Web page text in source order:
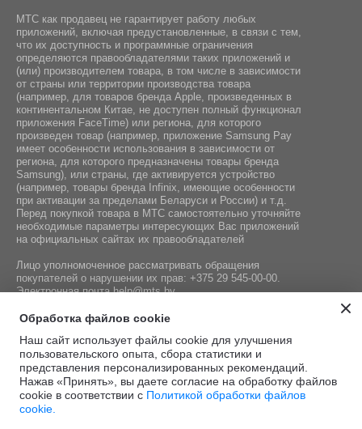
МТС как продавец не гарантирует работу любых
приложений, включая предустановленные, в связи с тем,
что их доступность и программные ограничения
определяются правообладателями таких приложений и
(или) производителем товара, в том числе в зависимости
от страны или территории производства товара
(например, для товаров бренда Apple, произведенных в
континентальном Китае, не доступен полный функционал
приложения FaceTime) или региона, для которого
произведен товар (например, приложение Samsung Pay
имеет особенности использования в зависимости от
региона, для которого предназначены товары бренда
Samsung), или страны, где активируется устройство
(например, товары бренда Infiniх, имеющие особенности
при активации за пределами Беларуси и России) и т.д.
Перед покупкой товара в МТС самостоятельно уточняйте
необходимые параметры интересующих Вас приложений
на официальных сайтах их правообладателей
Лицо уполномоченное рассматривать обращения
покупателей о нарушении их прав: +375 29 545-00-00.
Электронная почтаhelp@mts.by
Номер телефона работников местных исполнительных и
регистрации СООО «Мобильные ТелеСистемы»,
уполномоченных рассматривать обращения покупателей:
+375 17 215-14-65
Обработка файлов cookie
Наш сайт использует файлы cookie для улучшения
пользовательского опыта, сбора статистики и
представления персонализированных рекомендаций.
Нажав «Принять», вы даете согласие на обработку файлов
cookie в соответствии с Политикой обработки файлов
cookie.